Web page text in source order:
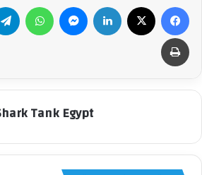
فيسبوك لينكدإن ماسنجر
طباعة
Tank Egypt